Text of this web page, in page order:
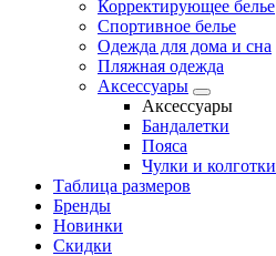
Корректирующее белье
Спортивное белье
Одежда для дома и сна
Пляжная одежда
Аксессуары
Аксессуары
Бандалетки
Пояса
Чулки и колготки
Таблица размеров
Бренды
Новинки
Скидки